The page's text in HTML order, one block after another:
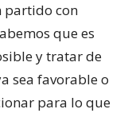
partido con
que es
y tratar de
sea favorable o
para lo que